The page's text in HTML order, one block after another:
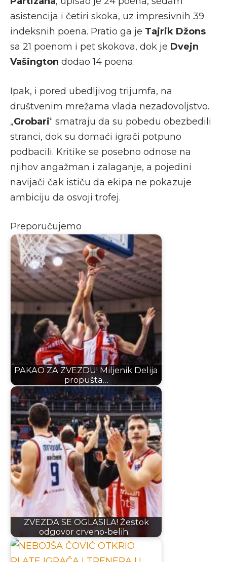
asistencija i četiri skoka, uz impresivnih 39
indeksnih poena. Pratio ga je Tajrik Džons
sa 21 poenom i pet skokova, dok je Dvejn
Vašington dodao 14 poena.
Ipak, i pored ubedljivog trijumfa, na
društvenim mrežama vlada nezadovoljstvo.
„Grobari“ smatraju da su pobedu obezbedili
stranci, dok su domaći igrači potpuno
podbacili. Kritike se posebno odnose na
njihov angažman i zalaganje, a pojedini
navijači čak ističu da ekipa ne pokazuje
ambiciju da osvoji trofej.
Preporučujemo
PAKAO ZA ZVEZDU! Miljenik Delija
propušta…
ZVEZDA SE OGLASILA! Žestok
odgovor crveno-belih…